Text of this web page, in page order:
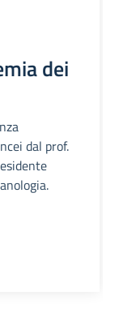
dei
dal prof.